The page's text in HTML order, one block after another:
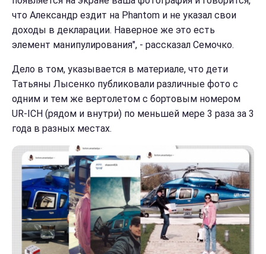
что Александр ездит на Phantom и не указал свои
доходы в декларации. Наверное же это есть
элемент манипулирования", - рассказал Семочко.
Дело в том, указывается в материале, что дети
Татьяны Лысенко публиковали различные фото с
одним и тем же вертолетом с бортовым номером
UR-ICH (рядом и внутри) по меньшей мере 3 раза за 3
года в разных местах.